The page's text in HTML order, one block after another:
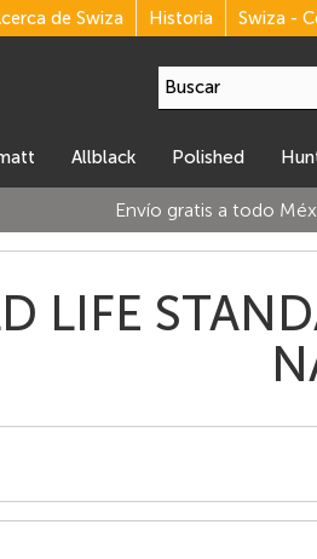
de Swiza Historia Swiza -
allblack polished
Envío gratis a todo
LIFE